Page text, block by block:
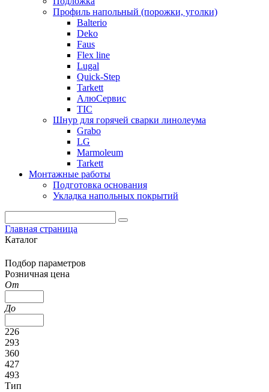
Профиль напольный (порожки, уголки)
Balterio
Deko
Faus
Flex line
Lugal
Quick-Step
Tarkett
АлюСервис
ТІС
Шнур для горячей сварки линолеума
Grabo
LG
Marmoleum
Tarkett
Монтажные работы
Подготовка основания
Укладка напольных покрытий
Главная страница
Каталог
Подбор параметров
Розничная цена
От
До
226
293
360
427
493
Тип